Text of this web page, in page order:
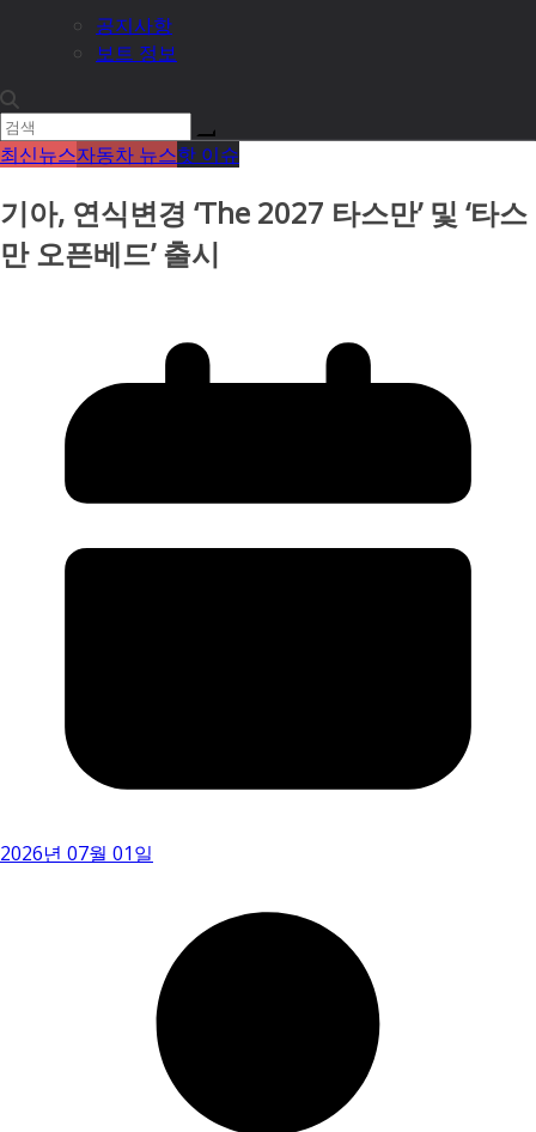
공지사항
보트 정보
최신뉴스자동차 뉴스핫 이슈
기아, 연식변경 ‘The 2027 타스만’ 및 ‘타스
만 오픈베드’ 출시
2026년 07월 01일